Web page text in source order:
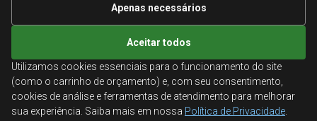
Informações Técnicas
ATENDIMENTO
Orçamentos corporativos, condições para empresas
Apenas necessários
Aceitar todos
Utilizamos cookies essenciais para o funcionamento do site
(como o carrinho de orçamento) e, com seu consentimento,
cookies de análise e ferramentas de atendimento para melhorar
sua experiência. Saiba mais em nossa Política de Privacidade